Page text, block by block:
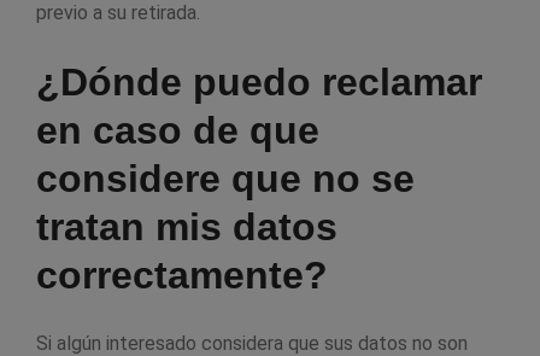
previo a su retirada.
¿Dónde puedo reclamar
en caso de que
considere que no se
tratan mis datos
correctamente?
Si algún interesado considera que sus datos no son